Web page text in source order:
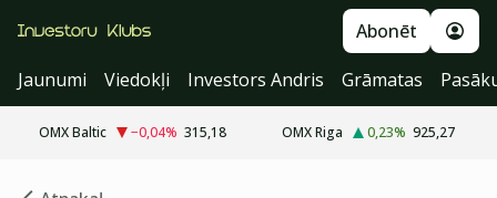
Abonēt
Jaunumi
Viedokļi Investors Andris Grāmatas
OMX Baltic −0,04% 315,18 OMX Riga 0,23% 925,27